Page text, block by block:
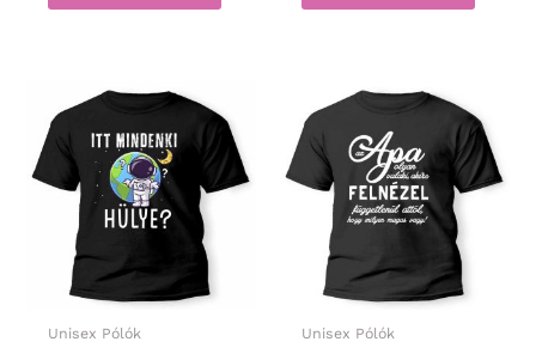
a
variációja
van.
A
termékoldalon
választhatók
a
van.
A
Unisex Pólók Unisex Pólók